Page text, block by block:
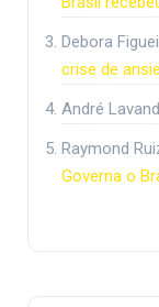
Debora
crise de
André
Raymond
Governa o